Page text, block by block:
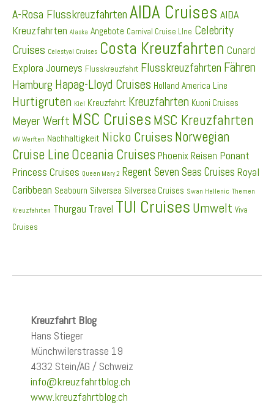
A-Rosa Flusskreuzfahrten AIDA Cruises AIDA
Kreuzfahrten Alaska Angebote Carnival Cruise LIne Celebrity
Cruises Celestyal Cruises Costa Kreuzfahrten Cunard
Explora Journeys Flusskreuzfahrt Flusskreuzfahrten Fähren
Hamburg Hapag-Lloyd Cruises Holland America Line
Hurtigruten Kiel Kreuzfahrt Kreuzfahrten Kuoni Cruises
Meyer Werft MSC Cruises MSC Kreuzfahrten
MV Werften Nachhaltigkeit Nicko Cruises Norwegian
Cruise Line Oceania Cruises Phoenix Reisen Ponant
Princess Cruises Queen Mary 2 Regent Seven Seas Cruises Royal
Caribbean Seabourn Silversea Silversea Cruises Swan Hellenic Themen
Kreuzfahrten Thurgau Travel TUI Cruises Umwelt Viva
Cruises
Kreuzfahrt Blog
Hans Stieger
Münchwilerstrasse 19
4332 Stein/AG / Schweiz
info@kreuzfahrtblog.ch
www.kreuzfahrtblog.ch